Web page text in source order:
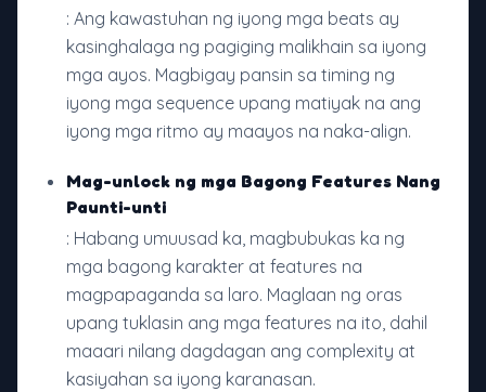
: Ang kawastuhan ng iyong mga beats ay
kasinghalaga ng pagiging malikhain sa iyong
mga ayos. Magbigay pansin sa timing ng
iyong mga sequence upang matiyak na ang
iyong mga ritmo ay maayos na naka-align.
Mag-unlock ng mga Bagong Features Nang
Paunti-unti
: Habang umuusad ka, magbubukas ka ng
mga bagong karakter at features na
magpapaganda sa laro. Maglaan ng oras
upang tuklasin ang mga features na ito, dahil
maaari nilang dagdagan ang complexity at
kasiyahan sa iyong karanasan.